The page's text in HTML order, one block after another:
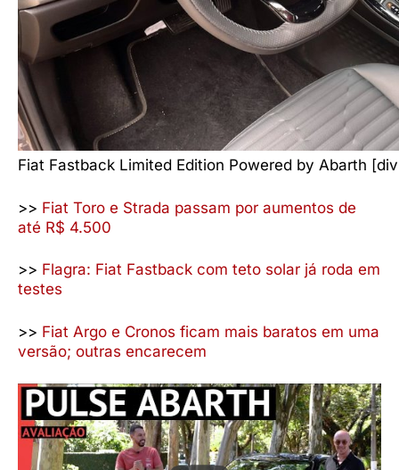
Fiat Fastback Limited Edition Powered by Abarth
>> Fiat Toro e Strada passam por aumentos de
até R$ 4.500
>> Flagra: Fiat Fastback com teto solar já roda em
testes
>> Fiat Argo e Cronos ficam mais baratos em uma
versão; outras encarecem